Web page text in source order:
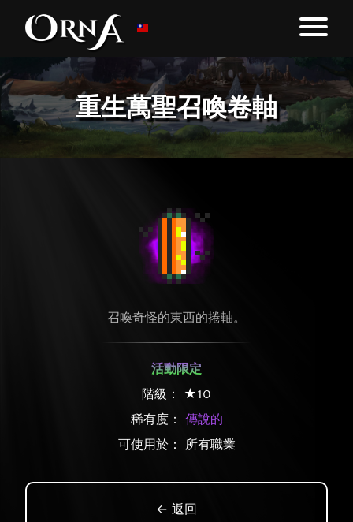
重生萬聖召喚卷軸
召喚奇怪的東西的捲軸。
活動限定
階級： ★10
稀有度： 傳說的
可使用於： 所有職業
← 返回